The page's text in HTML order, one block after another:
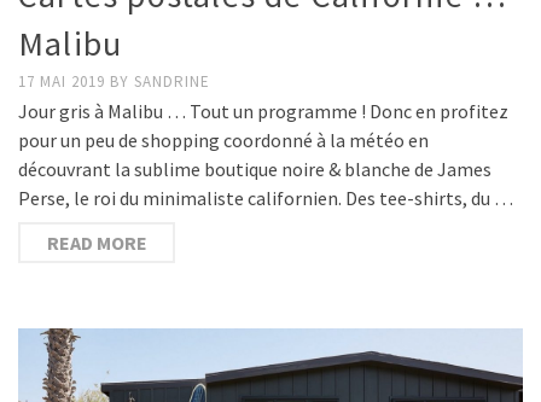
Malibu
17 MAI 2019 BY SANDRINE
Jour gris à Malibu … Tout un programme ! Donc en profitez
pour un peu de shopping coordonné à la météo en
découvrant la sublime boutique noire & blanche de James
Perse, le roi du minimaliste californien. Des tee-shirts, du …
READ MORE